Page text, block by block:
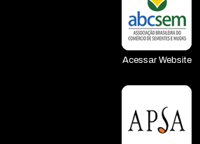
Acessar Website